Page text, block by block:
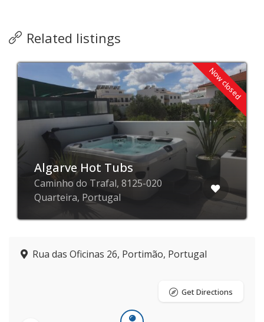
Related listings
Now closed
Algarve Hot Tubs
Caminho do Trafal, 8125-020
Quarteira, Portugal
Rua das Oficinas 26, Portimão, Portugal
Get Directions